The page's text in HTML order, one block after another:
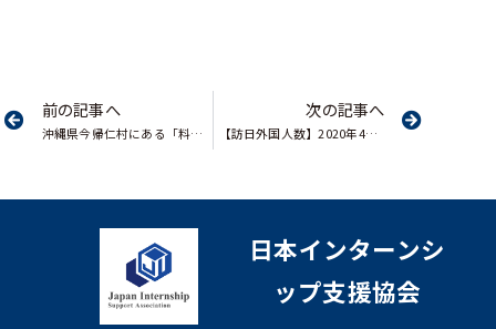
前の記事へ
沖縄県今帰仁村にある「料理教室サンダンカ」に参加してきました
次の記事へ
【訪日外国人数】2020年4月訪日客数、99.9％減の2900人。
日本インターンシ
ップ支援協会